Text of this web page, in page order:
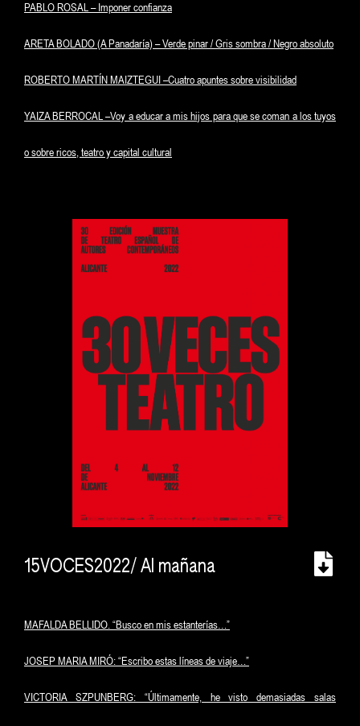
PABLO ROSAL – Imponer confianza
ARETA BOLADO (A Panadaría) – Verde pinar / Gris sombra / Negro absoluto
ROBERTO MARTÍN MAIZTEGUI –Cuatro apuntes sobre visibilidad
YAIZA BERROCAL –Voy a educar a mis hijos para que se coman a los tuyos
o sobre ricos, teatro y capital cultural
15VOCES2022/ Al mañana
MAFALDA BELLIDO. “Busco en mis estanterías…”
JOSEP MARIA MIRÓ: “Escribo estas líneas de viaje…”
VICTORIA SZPUNBERG: “Últimamente, he visto demasiadas salas